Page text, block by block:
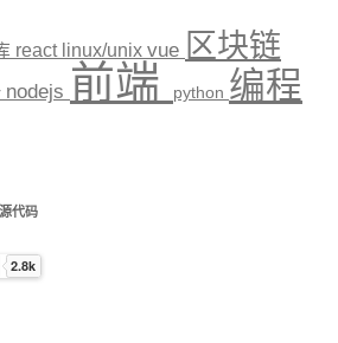
react linux/unix vue 区块链
nodejs 前端 python 编程
代码